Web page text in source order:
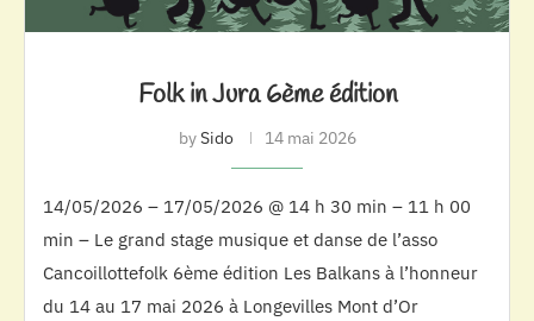
Folk in Jura 6ème édition
bySido 14 mai 2026
14/05/2026 – 17/05/2026 @ 14 h 30 min – 11 h 00
min – Le grand stage musique et danse de l’asso
Cancoillottefolk 6ème édition Les Balkans à l’honneur
du 14 au 17 mai 2026 à Longevilles Mont d’Or